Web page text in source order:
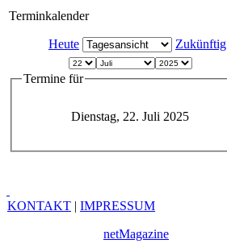
Terminkalender
Heute Zukünftig
Termine für
Dienstag, 22. Juli 2025
KONTAKT | IMPRESSUM
netMagazine